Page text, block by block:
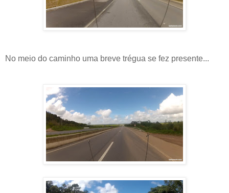
No meio do caminho uma breve trégua se fez presente...